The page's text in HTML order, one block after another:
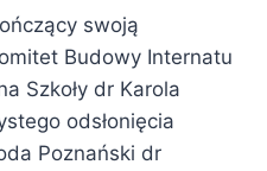
swoją
Budowy Internatu
Szkoły dr Karola
odsłonięcia
Poznański dr